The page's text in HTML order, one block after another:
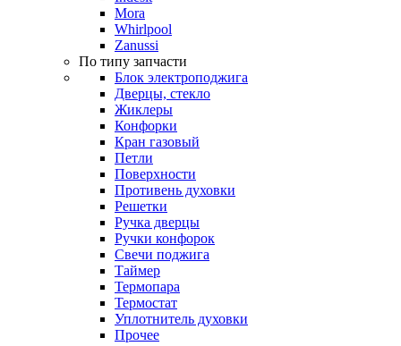
Mora
Whirlpool
Zanussi
По типу запчасти
Блок электроподжига
Дверцы, стекло
Жиклеры
Конфорки
Кран газовый
Петли
Поверхности
Противень духовки
Решетки
Ручка дверцы
Ручки конфорок
Свечи поджига
Таймер
Термопара
Термостат
Уплотнитель духовки
Прочее